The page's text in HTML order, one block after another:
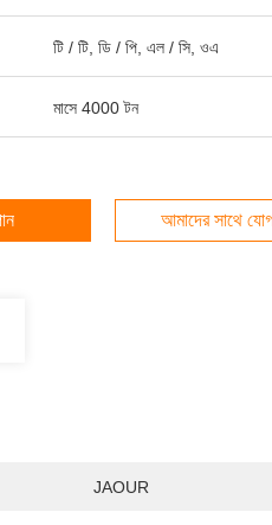
টি / টি, ডি / পি, এল / সি, ওএ
মাসে 4000 টন
আমাদের সাথে
JAOUR